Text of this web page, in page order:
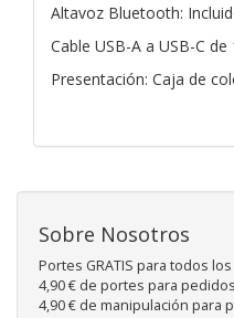
Altavoz Bluetooth:
Cable USB-A a USB-C
Presentación: Caja de
Sobre Nosotros
Portes GRATIS para todos
4,90 € de portes para
4,90 € de manipulación para